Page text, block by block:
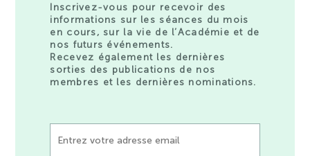
Inscrivez-vous pour recevoir des
informations sur les séances du mois
en cours, sur la vie de l’Académie et de
nos futurs événements.
Recevez également les dernières
sorties des publications de nos
membres et les dernières nominations.